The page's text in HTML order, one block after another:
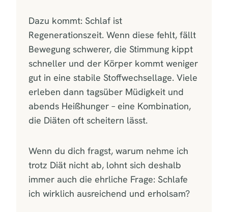
Dazu kommt: Schlaf ist
Regenerationszeit. Wenn diese fehlt, fällt
Bewegung schwerer, die Stimmung kippt
schneller und der Körper kommt weniger
gut in eine stabile Stoffwechsellage. Viele
erleben dann tagsüber Müdigkeit und
abends Heißhunger – eine Kombination,
die Diäten oft scheitern lässt.
Wenn du dich fragst, warum nehme ich
trotz Diät nicht ab, lohnt sich deshalb
immer auch die ehrliche Frage: Schlafe
ich wirklich ausreichend und erholsam?